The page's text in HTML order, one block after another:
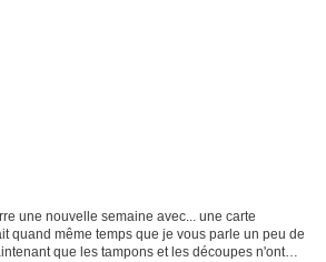
une nouvelle semaine avec... une carte
quand même temps que je vous parle un peu de
que les tampons et les découpes n'ont